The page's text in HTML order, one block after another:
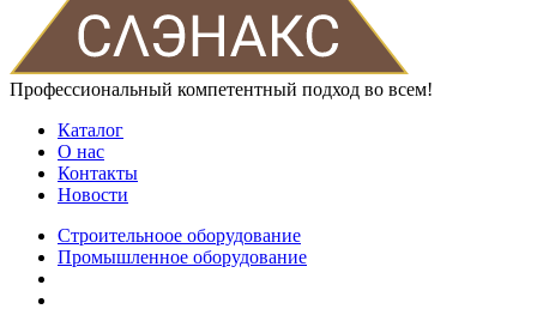
Профессиональный компетентный подход во всем!
Каталог
О нас
Контакты
Новости
Строительноое оборудование
Промышленное оборудование